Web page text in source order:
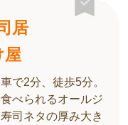
居
屋
で2分、徒歩5分。
べられるオールジ
司ネタの厚み大き